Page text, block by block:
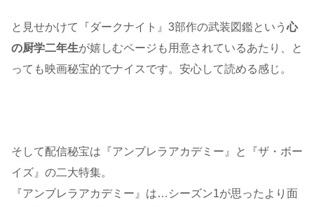
と見せかけて『ダークナイト』3部作の武装図鑑という心
の厨学二年生が嬉しむページも用意されているあたり、と
っても映画秘宝的でナイスです。安心して読める感じ。
そして配信秘宝は『アンブレラアカデミー』と『ザ・ボー
イズ』の二大特集。
『アンブレラアカデミー』は…シーズン1が思ったより面